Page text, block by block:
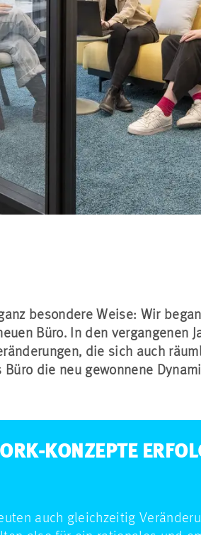
besondere Weise: Wir
Büro. In den vergangenen
die sich auch
die neu gewonnene
KONZEPTE
auch gleichzeitig